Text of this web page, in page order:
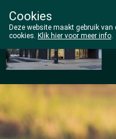
Cookies
Deze website maakt gebruik
cookies. Klik hier voor meer info.